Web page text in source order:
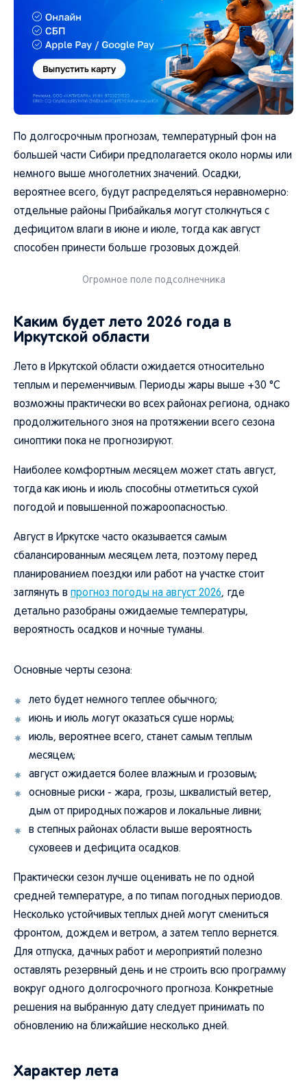
По долгосрочным прогнозам, температурный фон на
большей части Сибири предполагается около нормы или
немного выше многолетних значений. Осадки,
вероятнее всего, будут распределяться неравномерно:
отдельные районы Прибайкалья могут столкнуться с
дефицитом влаги в июне и июле, тогда как август
способен принести больше грозовых дождей.
Огромное поле подсолнечника
Каким будет лето 2026 года в
Иркутской области
Лето в Иркутской области ожидается относительно
теплым и переменчивым. Периоды жары выше +30 °C
возможны практически во всех районах региона, однако
продолжительного зноя на протяжении всего сезона
синоптики пока не прогнозируют.
Наиболее комфортным месяцем может стать август,
тогда как июнь и июль способны отметиться сухой
погодой и повышенной пожароопасностью.
Август в Иркутске часто оказывается самым
сбалансированным месяцем лета, поэтому перед
планированием поездки или работ на участке стоит
заглянуть в прогноз погоды на август 2026, где
детально разобраны ожидаемые температуры,
вероятность осадков и ночные туманы.
Основные черты сезона:
лето будет немного теплее обычного;
июнь и июль могут оказаться суше нормы;
июль, вероятнее всего, станет самым теплым
месяцем;
август ожидается более влажным и грозовым;
основные риски - жара, грозы, шквалистый ветер,
дым от природных пожаров и локальные ливни;
в степных районах области выше вероятность
суховеев и дефицита осадков.
Практически сезон лучше оценивать не по одной
средней температуре, а по типам погодных периодов.
Несколько устойчивых теплых дней могут смениться
фронтом, дождем и ветром, а затем тепло вернется.
Для отпуска, дачных работ и мероприятий полезно
оставлять резервный день и не строить всю программу
вокруг одного долгосрочного прогноза. Конкретные
решения на выбранную дату следует принимать по
обновлению на ближайшие несколько дней.
Характер лета